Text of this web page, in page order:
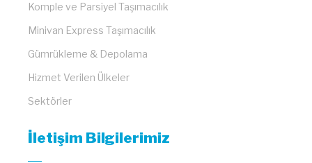
Komple ve Parsiyel Taşımacılık
Minivan Express Taşımacılık
Gümrükleme & Depolama
Hizmet Verilen Ülkeler
Sektörler
İletişim Bilgilerimiz